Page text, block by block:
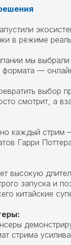
в режиме
мы
формата —
выбор
смотрит, а
каждый стрим
Гарри
высокую
запуска и
китайские
стрима